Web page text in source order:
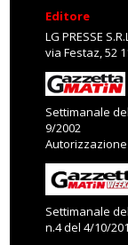
Editore
LG PRESSE
via Festaz, 52
Settimanale
9/2002
Settimanale
n.4 del 4/10/